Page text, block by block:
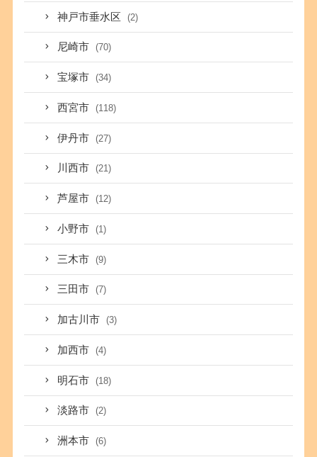
神戸市垂水区 (2)
尼崎市 (70)
宝塚市 (34)
西宮市 (118)
伊丹市 (27)
川西市 (21)
芦屋市 (12)
小野市 (1)
三木市 (9)
三田市 (7)
加古川市 (3)
加西市 (4)
明石市 (18)
淡路市 (2)
洲本市 (6)